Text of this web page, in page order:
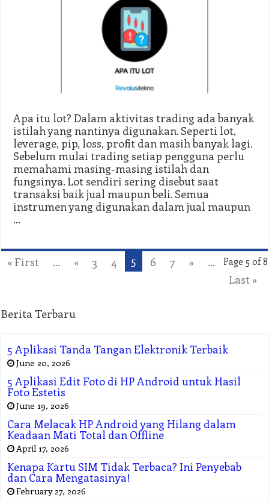
Apa itu lot? Dalam aktivitas trading ada banyak
istilah yang nantinya digunakan. Seperti lot,
leverage, pip, loss, profit dan masih banyak lagi.
Sebelum mulai trading setiap pengguna perlu
memahami masing-masing istilah dan
fungsinya. Lot sendiri sering disebut saat
transaksi baik jual maupun beli. Semua
instrumen yang digunakan dalam jual maupun
…
Page 5 of 8
« First ... « 3 4 5 6 7 »
...
Last »
Berita Terbaru
5 Aplikasi Tanda Tangan Elektronik Terbaik
June 20, 2026
5 Aplikasi Edit Foto di HP Android untuk Hasil
Foto Estetis
June 19, 2026
Cara Melacak HP Android yang Hilang dalam
Keadaan Mati Total dan Offline
April 17, 2026
Kenapa Kartu SIM Tidak Terbaca? Ini Penyebab
dan Cara Mengatasinya!
February 27, 2026